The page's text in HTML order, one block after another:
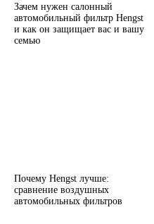
Зачем нужен салонный
автомобильный фильтр Hengst
и как он защищает вас и вашу
семью
Почему Hengst лучше:
сравнение воздушных
автомобильных фильтров